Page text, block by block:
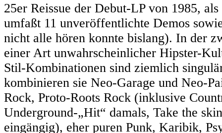
25er Reissue der Debut-LP von 1985,
umfaßt 11 unveröffentlichte Demos
nicht alle hören konnte bislang). In der
einer Art unwahrscheinlicher Hipster-
Stil-Kombinationen sind ziemlich
kombinieren sie Neo-Garage und Neo-
Rock, Proto-Roots Rock (inklusive
Underground-„Hit“ damals, Take the
eingängig), eher puren Punk, Karibik,